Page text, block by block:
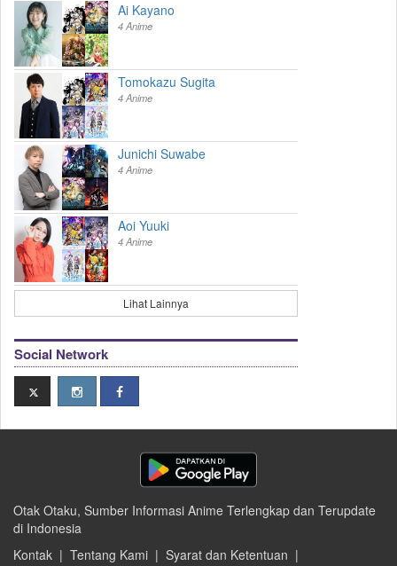
Ai Kayano
4 Anime
Tomokazu Sugita
4 Anime
Junichi Suwabe
4 Anime
Aoi Yuuki
4 Anime
Lihat Lainnya
Social Network
Otak Otaku, Sumber Informasi Anime Terlengkap dan Terupdate
di Indonesia
Kontak | Tentang Kami | Syarat dan Ketentuan |